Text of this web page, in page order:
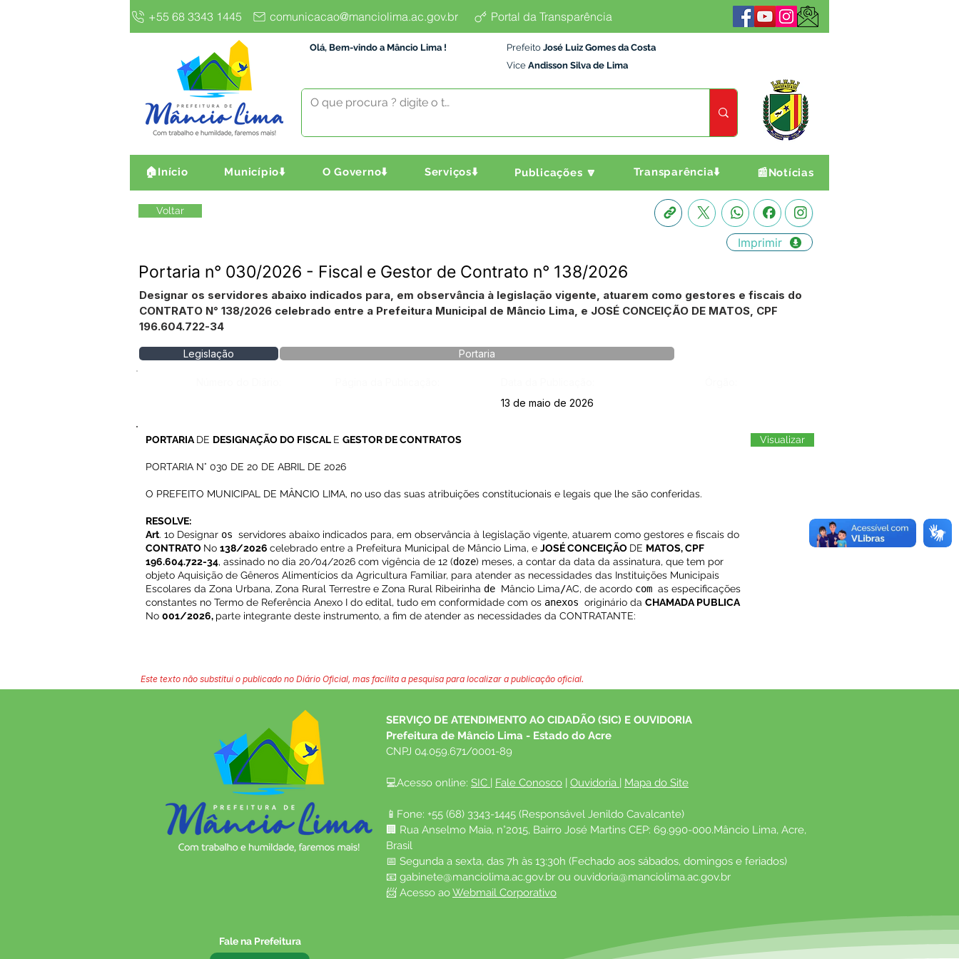
+55 68 3343 1445 comunicacao@manciolima.ac.gov.br Portal da Transparência
Olá, Bem-vindo a Mâncio Lima ! Prefeito José Luiz Gomes da Costa
Vice Andisson Silva de Lima
🏠Início Município⬇️ O Governo⬇️ Serviços⬇️ Publicações 🔽 Transparência⬇️ 📰Notícias
Voltar
Imprimir
Portaria n° 030/2026 - Fiscal e Gestor de Contrato n° 138/2026
Designar os servidores abaixo indicados para, em observância à legislação vigente, atuarem como gestores e fiscais do
CONTRATO N° 138/2026 celebrado entre a Prefeitura Municipal de Mâncio Lima, e JOSÉ CONCEIÇÃO DE MATOS, CPF
196.604.722-34
Legislação Portaria
13 de maio de 2026
PORTARIA DE DESIGNAÇÃO DO FISCAL E GESTOR DE CONTRATOS
PORTARIA N° 030 DE 20 DE ABRIL DE 2026
O PREFEITO MUNICIPAL DE MÂNCIO LIMA, no uso das suas atribuições constitucionais e legais que lhe são conferidas.
RESOLVE:
Art. 1o Designar os servidores abaixo indicados para, em observância à legislação vigente, atuarem como gestores e fiscais do
CONTRATO No 138/2026 celebrado entre a Prefeitura Municipal de Mâncio Lima, e JOSÉ CONCEIÇÃO DE MATOS, CPF
196.604.722-34, assinado no dia 20/04/2026 com vigência de 12 (doze) meses, a contar da data da assinatura, que tem por
objeto Aquisição de Gêneros Alimentícios da Agricultura Familiar, para atender as necessidades das Instituições Municipais
Escolares da Zona Urbana, Zona Rural Terrestre e Zona Rural Ribeirinha de Mâncio Lima/AC, de acordo com as especificações
constantes no Termo de Referência Anexo I do edital, tudo em conformidade com os anexos originário da CHAMADA PUBLICA
No 001/2026, parte integrante deste instrumento, a fim de atender as necessidades da CONTRATANTE:
Visualizar
Este texto não substitui o publicado no Diário Oficial, mas facilita a pesquisa para localizar a publicação oficial.
SERVIÇO DE ATENDIMENTO AO CIDADÃO (SIC) E OUVIDORIA
Prefeitura de Mâncio Lima - Estado do Acre
CNPJ 04.059.671/0001-89
💻Acesso online: SIC | Fale Conosco | Ouvidoria | Mapa do Site
📱Fone: +55 (68) 3343-1445 (Responsável Jenildo Cavalcante)
🏢 Rua Anselmo Maia, n°2015, Bairro José Martins CEP: 69.990-000.Mâncio Lima, Acre,
Brasil
📅 Segunda a sexta, das 7h às 13:30h (Fechado aos sábados, domingos e feriados)
📧 gabinete@manciolima.ac.gov.br ou ouvidoria@manciolima.ac.gov.br
📨 Acesso ao Webmail Corporativo
Fale na Prefeitura